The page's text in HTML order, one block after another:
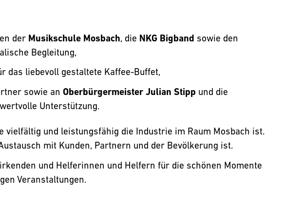
der Musikschule Mosbach, die NKG Bigband sowie den
Begleitung,
das liebevoll gestaltete Kaffee-Buffet,
sowie an Oberbürgermeister Julian Stipp und die
Unterstützung.
vielfältig und leistungsfähig die Industrie im Raum Mosbach ist.
mit Kunden, Partnern und der Bevölkerung ist.
und Helferinnen und Helfern für die schönen Momente
Veranstaltungen.